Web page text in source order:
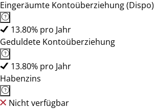
Eingeräumte Kontoüberziehung (Dispo)
13.80% pro Jahr
Geduldete Kontoüberziehung
13.80% pro Jahr
Habenzins
Nicht verfügbar